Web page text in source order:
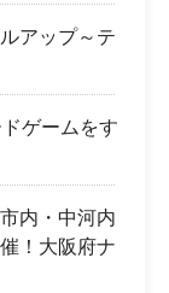
アップ～テ
ゲームをす
内・中河内
！大阪府ナ